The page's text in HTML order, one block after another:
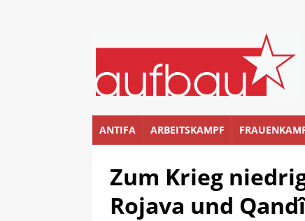
ANTIFA ARBEITSKAMPF
Zum Krieg
Rojava und